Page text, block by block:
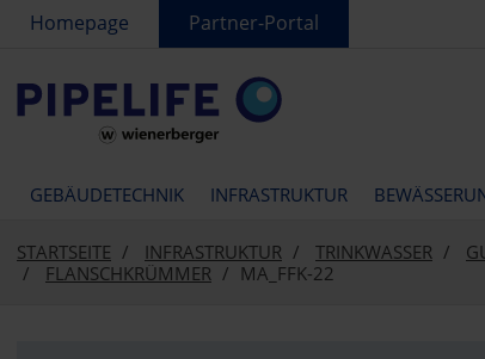
text.skipToContent
text.skipToNavigation
Homepage Partner-Portal
GEBÄUDETECHNIK INFRASTRUKTUR
STARTSEITE INFRASTRUKTUR TRINKWASSER
FLANSCHKRÜMMER
MA_FFK-22